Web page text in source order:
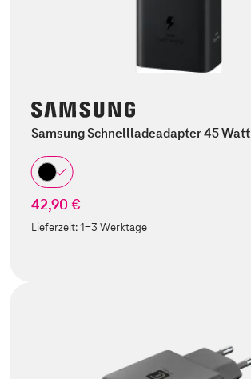
Samsung Schnellladeadapter 45 Watt
42,90 €
Lieferzeit:1-3 Werktage